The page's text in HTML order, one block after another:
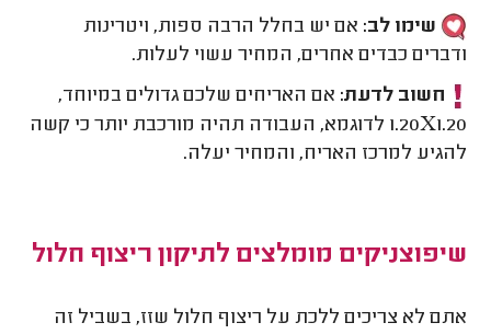
שימו לב: אם יש בחלל הרבה ספות, ויטרינות
ודברים כבדים אחרים, המחיר עשוי לעלות.
חשוב לדעת: אם האריחים שלכם גדולים במיוחד,
1.20X1.20 לדוגמא, העבודה תהיה מורכבת יותר כי קשה
להגיע למרכז האריח, והמחיר יעלה.
שיפוצניקים מומלצים לתיקון ריצוף חלול
אתם לא צריכים ללכת על ריצוף חלול שזז, בשביל זה